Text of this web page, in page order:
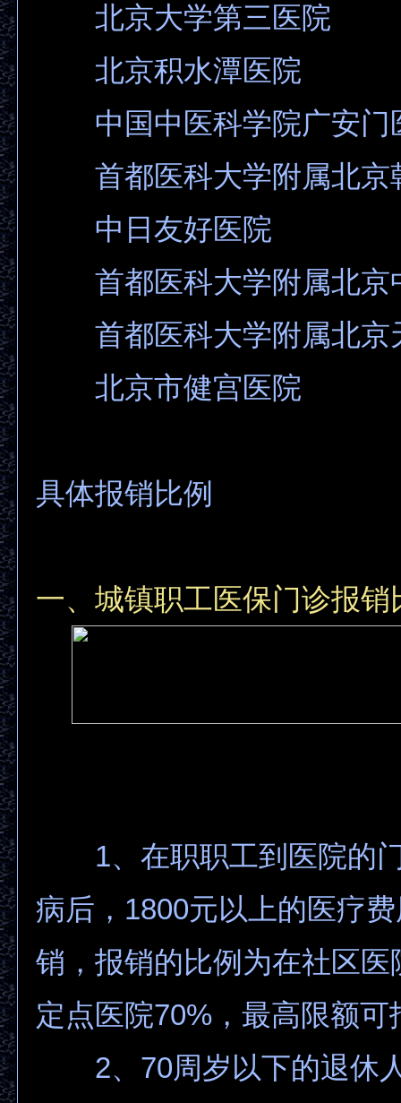
北京大学第三医院
北京积水潭医院
中国中医科学院广安门
首都医科大学附属北京
中日友好医院
首都医科大学附属北京
首都医科大学附属北京
北京市健宫医院
具体报销比例
一、城镇职工医保门诊报销
1、在职职工到医院的
病后，1800元以上的医疗
销，报销的比例为在社区医
定点医院70%，最高限额可
2、70周岁以下的退休